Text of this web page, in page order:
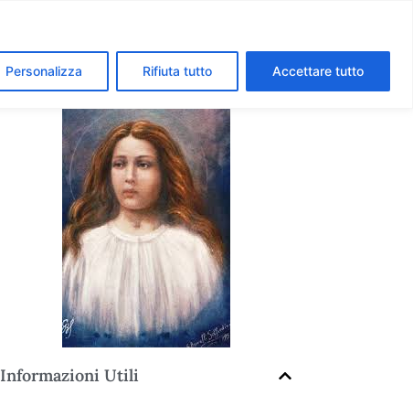
Personalizza Rifiuta tutto Accettare tutto
Informazioni Utili